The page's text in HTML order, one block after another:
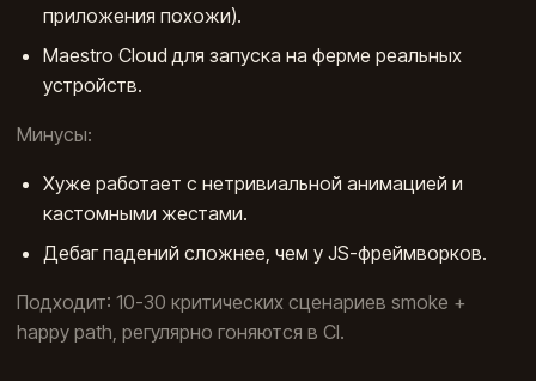
приложения похожи).
Maestro Cloud для запуска на ферме реальных
устройств.
Минусы:
Хуже работает с нетривиальной анимацией и
кастомными жестами.
Дебаг падений сложнее, чем у JS-фреймворков.
Подходит: 10-30 критических сценариев smoke +
happy path, регулярно гоняются в CI.